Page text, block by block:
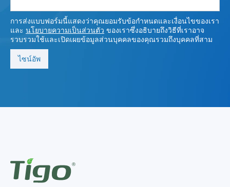
การส่งแบบฟอร์มนี้แสดงว่าคุณยอมรับข้อกําหนดและเงื่อนไขของเรา
และ นโยบายความเป็นส่วนตัว ของเราซึ่งอธิบายถึงวิธีที่เราอาจ
รวบรวมใช้และเปิดเผยข้อมูลส่วนบุคคลของคุณรวมถึงบุคคลที่สาม